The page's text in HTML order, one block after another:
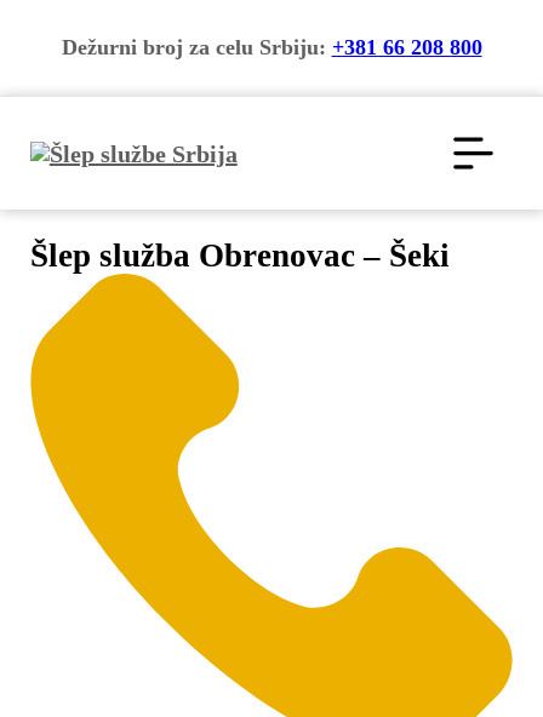
Dežurni broj za celu Srbiju: +381 66 208 800
Šlep služba Obrenovac – Šeki